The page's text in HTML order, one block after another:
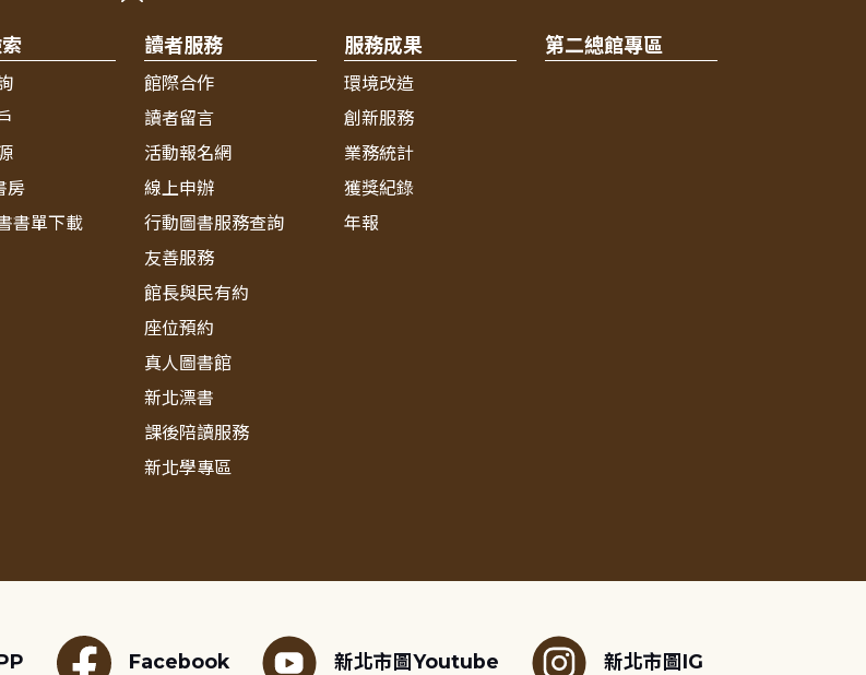
房
書單下載
讀者服務
館際合作
讀者留言
活動報名網
線上申辦
行動圖書服務查詢
友善服務
館長與民有約
座位預約
真人圖書館
新北漂書
課後陪讀服務
新北學專區
服務成果
環境改造
創新服務
業務統計
獲獎紀錄
年報
第二總館專區
Facebook 新北市圖Youtube 新北市圖IG